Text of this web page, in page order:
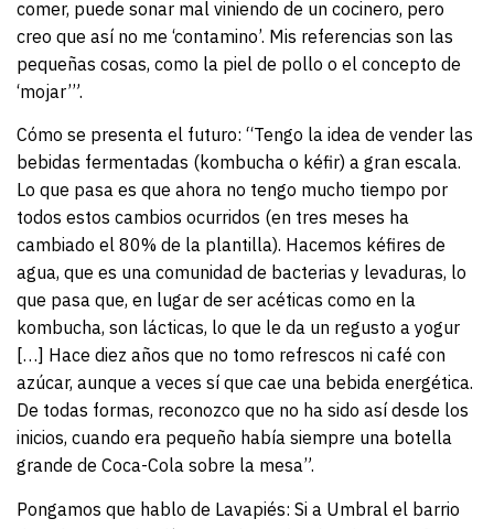
comer, puede sonar mal viniendo de un cocinero, pero
creo que así no me ‘contamino’. Mis referencias son las
pequeñas cosas, como la piel de pollo o el concepto de
‘mojar’”.
Cómo se presenta el futuro: “Tengo la idea de vender las
bebidas fermentadas (kombucha o kéfir) a gran escala.
Lo que pasa es que ahora no tengo mucho tiempo por
todos estos cambios ocurridos (en tres meses ha
cambiado el 80% de la plantilla). Hacemos kéfires de
agua, que es una comunidad de bacterias y levaduras, lo
que pasa que, en lugar de ser acéticas como en la
kombucha, son lácticas, lo que le da un regusto a yogur
[…] Hace diez años que no tomo refrescos ni café con
azúcar, aunque a veces sí que cae una bebida energética.
De todas formas, reconozco que no ha sido así desde los
inicios, cuando era pequeño había siempre una botella
grande de Coca-Cola sobre la mesa”.
Pongamos que hablo de Lavapiés: Si a Umbral el barrio